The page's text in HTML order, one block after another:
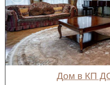
дом в КП